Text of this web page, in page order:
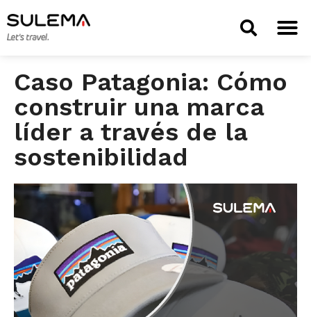
Caso Patagonia: Cómo
construir una marca
líder a través de la
sostenibilidad